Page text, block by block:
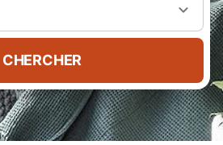
CHERCHER